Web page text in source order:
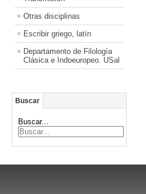
Otras disciplinas
Escribir griego, latín
Departamento de Filología
Clásica e Indoeuropeo. USal
Buscar
Buscar...